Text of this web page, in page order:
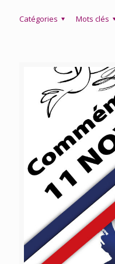
Catégories Mots clés